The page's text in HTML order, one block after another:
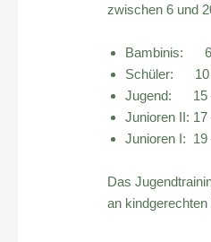
zwischen 6 und
Bambinis: 6
Schüler: 10
Jugend: 15
Junioren II:
Junioren I: 19
Das
an